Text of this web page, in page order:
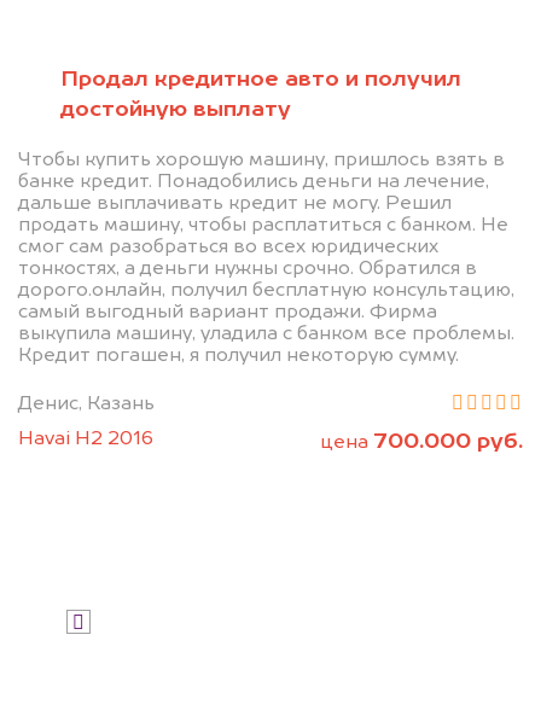
Продал кредитное авто и получил
достойную выплату
Чтобы купить хорошую машину, пришлось взять в
банке кредит. Понадобились деньги на лечение,
дальше выплачивать кредит не могу. Решил
продать машину, чтобы расплатиться с банком. Не
смог сам разобраться во всех юридических
тонкостях, а деньги нужны срочно. Обратился в
дорого.онлайн, получил бесплатную консультацию,
самый выгодный вариант продажи. Фирма
выкупила машину, уладила с банком все проблемы.
Кредит погашен, я получил некоторую сумму.
Денис, Казань
Havai H2 2016
цена 700.000 руб.
Позвоните нам: 8 (800)
551-81-15
Мы проконсультируем вас и
рассчитаем стоимость вашего
автомобиля.